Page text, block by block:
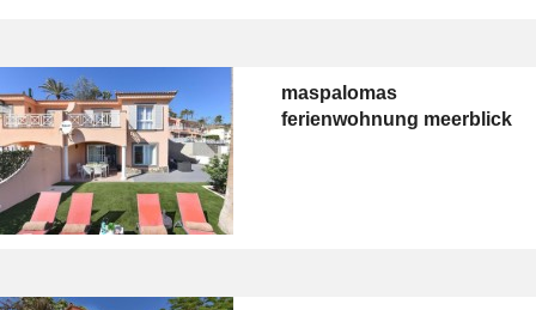
maspalomas
ferienwohnung meerblick